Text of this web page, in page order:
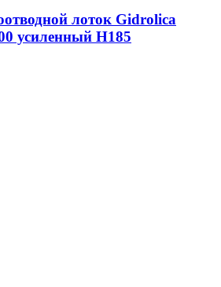
лоток Gidrolica
усиленный H185